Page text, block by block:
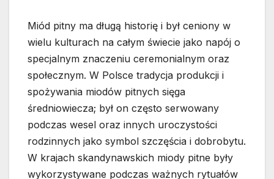
Miód pitny ma długą historię i był ceniony w
wielu kulturach na całym świecie jako napój o
specjalnym znaczeniu ceremonialnym oraz
społecznym. W Polsce tradycja produkcji i
spożywania miodów pitnych sięga
średniowiecza; był on często serwowany
podczas wesel oraz innych uroczystości
rodzinnych jako symbol szczęścia i dobrobytu.
W krajach skandynawskich miody pitne były
wykorzystywane podczas ważnych rytuałów